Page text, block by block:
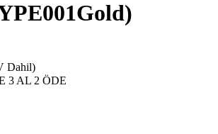
Dahil)
3 AL 2 ÖDE